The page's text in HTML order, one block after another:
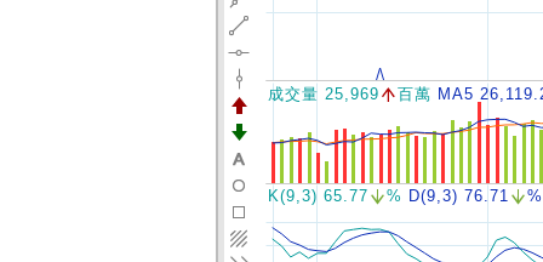
成交量 25,969 百萬 MA5
K(9,3) 65.77 % D(9,3) 76.71 %